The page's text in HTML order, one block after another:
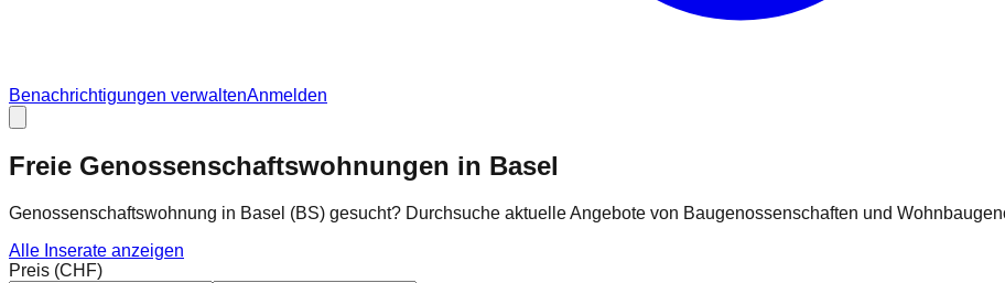
Benachrichtigungen verwaltenAnmelden
Freie Genossenschaftswohnungen in Basel
Genossenschaftswohnung in Basel (BS) gesucht? Durchsuche aktuelle Angebote von Baugenossenschaften und
Alle Inserate anzeigen
Preis (CHF)